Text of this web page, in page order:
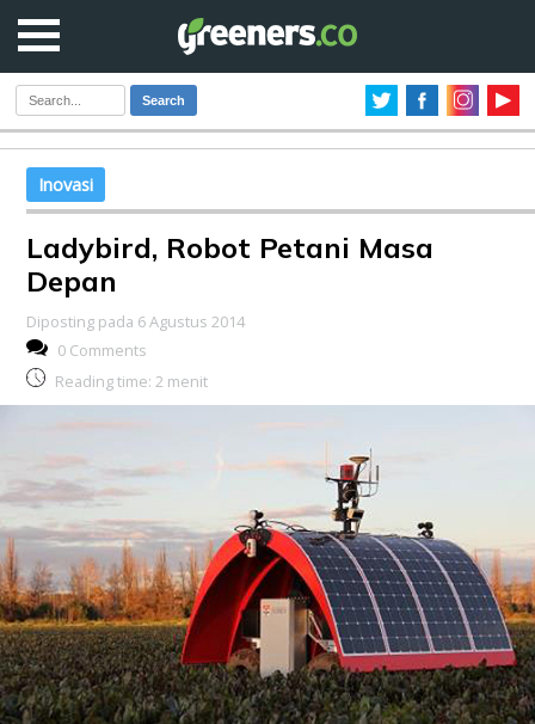
Search
Inovasi
Ladybird, Robot Petani Masa
Depan
Diposting pada 6 Agustus 2014
0 Comments
Reading time: 2 menit